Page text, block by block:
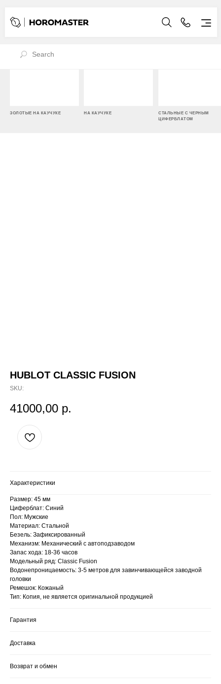
ЗОЛОТЫЕ НА КАУЧУКЕ НА КАУЧУКЕ
СТАЛЬНЫЕ С ЧЕРНЫМ
ЦИФЕРБЛАТОМ
HUBLOT CLASSIC FUSION
SKU:
41000,00 р.
Характеристики
Размер: 45 мм
Циферблат: Синий
Пол: Мужские
Материал: Стальной
Безель: Зафиксированный
Механизм: Механический с автоподзаводом
Запас хода: 18-36 часов
Модельный ряд: Classic Fusion
Водонепроницаемость: 3-5 метров для завинчивающейся заводной
головки
Ремешок: Кожаный
Тип: Копия, не является оригинальной продукцией
Гарантия
Доставка
Возврат и обмен